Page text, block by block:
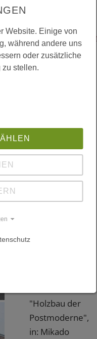
holz.de
zukunftsfähigen
Industriebau -
Architekten",
Verlagsanstalt
Leinfelden-
"Holzbau der
Postmoderne",
in: Mikado
Website. Einige von
während andere uns
oder zusätzliche
zu stellen.